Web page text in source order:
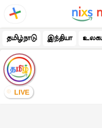
தமிழ்நாடு இந்தியா
LIVE